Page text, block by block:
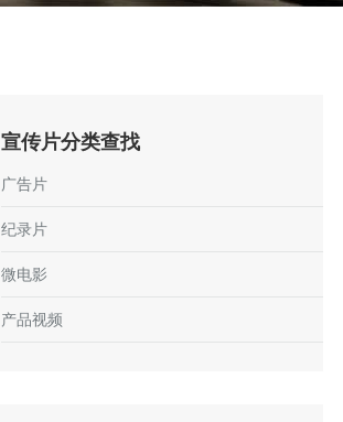
宣传片分类查找
广告片
纪录片
微电影
产品视频